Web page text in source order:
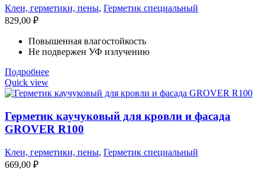
Клеи, герметики, пены, Герметик специальный
829,00 ₽
Повышенная влагостойкость
Не подвержен УФ излучению
Подробнее
Quick view
Герметик каучуковый для кровли и фасада
GROVER R100
Клеи, герметики, пены, Герметик специальный
669,00 ₽